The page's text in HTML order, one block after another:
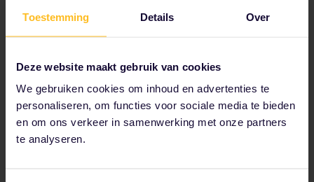
Toestemming Details Over
Deze website maakt gebruik van cookies
We gebruiken cookies om inhoud en advertenties te
personaliseren, om functies voor sociale media te bieden
en om ons verkeer in samenwerking met onze partners
te analyseren.
Voorzieningen en
diensten
Airconditioning
Bagagerekken